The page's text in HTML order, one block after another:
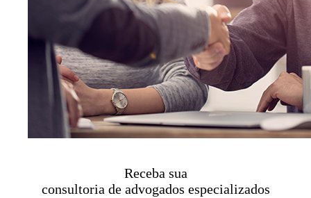
Receba sua
consultoria de advogados especializados